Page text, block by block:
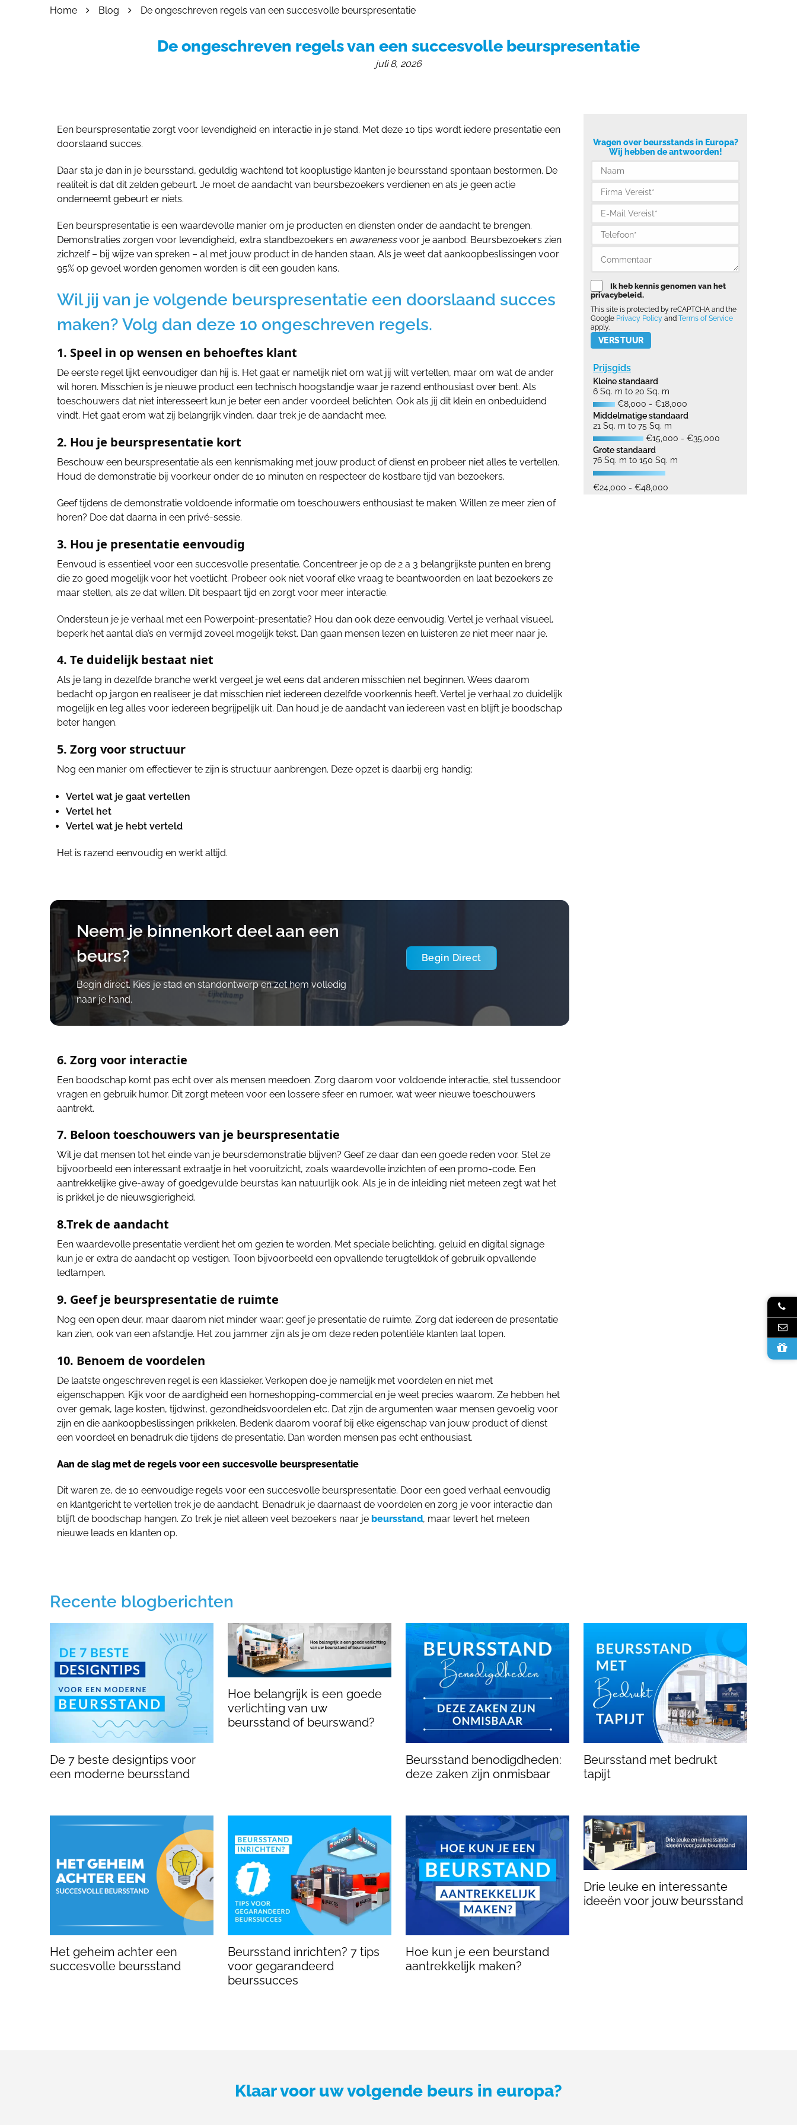
055 - 3238555
info@beursstand.nl
Home Blog De ongeschreven regels van een succesvolle beurspresentatie
De ongeschreven regels van een succesvolle beurspresentatie
juli 8, 2026
Een beurspresentatie zorgt voor levendigheid en interactie in je stand. Met deze 10 tips wordt iedere presentatie een
doorslaand succes.
Daar sta je dan in je beursstand, geduldig wachtend tot kooplustige klanten je beursstand spontaan bestormen. De
realiteit is dat dit zelden gebeurt. Je moet de aandacht van beursbezoekers verdienen en als je geen actie
onderneemt gebeurt er niets.
Een beurspresentatie is een waardevolle manier om je producten en diensten onder de aandacht te brengen.
Demonstraties zorgen voor levendigheid, extra standbezoekers en awarenessvoor je aanbod. Beursbezoekers zien
zichzelf – bij wijze van spreken – al met jouw product in de handen staan. Als je weet dat aankoopbeslissingen voor
95% op gevoel worden genomen worden is dit een gouden kans.
Wil jij van je volgende beurspresentatie een doorslaand succes
maken? Volg dan deze 10 ongeschreven regels.
1. Speel in op wensen en behoeftes klant
De eerste regel lijkt eenvoudiger dan hij is. Het gaat er namelijk niet om wat jij wilt vertellen, maar om wat de ander
wil horen. Misschien is je nieuwe product een technisch hoogstandje waar je razend enthousiast over bent. Als
toeschouwers dat niet interesseert kun je beter een ander voordeel belichten. Ook als jij dit klein en onbeduidend
vindt. Het gaat erom wat zij belangrijk vinden, daar trek je de aandacht mee.
2. Hou je beurspresentatie kort
Beschouw een beurspresentatie als een kennismaking met jouw product of dienst en probeer niet alles te vertellen.
Houd de demonstratie bij voorkeur onder de 10 minuten en respecteer de kostbare tijd van bezoekers.
Geef tijdens de demonstratie voldoende informatie om toeschouwers enthousiast te maken. Willen ze meer zien of
horen? Doe dat daarna in een privé-sessie.
3. Hou je presentatie eenvoudig
Eenvoud is essentieel voor een succesvolle presentatie. Concentreer je op de 2 a 3 belangrijkste punten en breng
die zo goed mogelijk voor het voetlicht. Probeer ook niet vooraf elke vraag te beantwoorden en laat bezoekers ze
maar stellen, als ze dat willen. Dit bespaart tijd en zorgt voor meer interactie.
Ondersteun je je verhaal met een Powerpoint-presentatie? Hou dan ook deze eenvoudig. Vertel je verhaal visueel,
beperk het aantal dia’s en vermijd zoveel mogelijk tekst. Dan gaan mensen lezen en luisteren ze niet meer naar je.
4. Te duidelijk bestaat niet
Als je lang in dezelfde branche werkt vergeet je wel eens dat anderen misschien net beginnen. Wees daarom
bedacht op jargon en realiseer je dat misschien niet iedereen dezelfde voorkennis heeft. Vertel je verhaal zo duidelijk
mogelijk en leg alles voor iedereen begrijpelijk uit. Dan houd je de aandacht van iedereen vast en blijft je boodschap
beter hangen.
5. Zorg voor structuur
Nog een manier om effectiever te zijn is structuur aanbrengen. Deze opzet is daarbij erg handig:
Vertel wat je gaat vertellen
Vertel het
Vertel wat je hebt verteld
Het is razend eenvoudig en werkt altijd.
Neem je binnenkort deel aan een
beurs?
Begin direct. Kies je stad en standontwerp en zet hem volledig
naar je hand.
Begin Direct
6. Zorg voor interactie
Een boodschap komt pas echt over als mensen meedoen. Zorg daarom voor voldoende interactie, stel tussendoor
vragen en gebruik humor. Dit zorgt meteen voor een lossere sfeer en rumoer, wat weer nieuwe toeschouwers
aantrekt.
7. Beloon toeschouwers van je beurspresentatie
Wil je dat mensen tot het einde van je beursdemonstratie blijven? Geef ze daar dan een goede reden voor. Stel ze
bijvoorbeeld een interessant extraatje in het vooruitzicht, zoals waardevolle inzichten of een promo-code. Een
aantrekkelijke give-away of goedgevulde beurstas kan natuurlijk ook. Als je in de inleiding niet meteen zegt wat het
is prikkel je de nieuwsgierigheid.
8.Trek de aandacht
Een waardevolle presentatie verdient het om gezien te worden. Met speciale belichting, geluid en digital signage
kun je er extra de aandacht op vestigen. Toon bijvoorbeeld een opvallende terugtelklok of gebruik opvallende
ledlampen.
9. Geef je beurspresentatie de ruimte
Nog een open deur, maar daarom niet minder waar: geef je presentatie de ruimte. Zorg dat iedereen de presentatie
kan zien, ook van een afstandje. Het zou jammer zijn als je om deze reden potentiële klanten laat lopen.
10. Benoem de voordelen
De laatste ongeschreven regel is een klassieker. Verkopen doe je namelijk met voordelen en niet met
eigenschappen. Kijk voor de aardigheid een homeshopping-commercial en je weet precies waarom. Ze hebben het
over gemak, lage kosten, tijdwinst, gezondheidsvoordelen etc. Dat zijn de argumenten waar mensen gevoelig voor
zijn en die aankoopbeslissingen prikkelen. Bedenk daarom vooraf bij elke eigenschap van jouw product of dienst
een voordeel en benadruk die tijdens de presentatie. Dan worden mensen pas echt enthousiast.
Aan de slag met de regels voor een succesvolle beurspresentatie
Dit waren ze, de 10 eenvoudige regels voor een succesvolle beurspresentatie. Door een goed verhaal eenvoudig
en klantgericht te vertellen trek je de aandacht. Benadruk je daarnaast de voordelen en zorg je voor interactie dan
blijft de boodschap hangen. Zo trek je niet alleen veel bezoekers naar je beursstand, maar levert het meteen
nieuwe leads en klanten op.
Vragen over beursstands in Europa?
Wij hebben de antwoorden!
Ik heb kennis genomen van het
privacybeleid.
This site is protected by reCAPTCHA and the
Google Privacy Policy and Terms of Service
apply.
Please leave this field empty.
Prijsgids
Kleine standaard
6 Sq. m to 20 Sq. m
€8,000 - €18,000
Middelmatige standaard
21 Sq. m to 75 Sq. m
€15,000 - €35,000
Grote standaard
76 Sq. m to 150 Sq. m
€24,000 - €48,000
Recente blogberichten
De 7 beste designtips voor
een moderne beursstand
Hoe belangrijk is een goede
verlichting van uw
beursstand of beurswand?
Beursstand benodigdheden:
deze zaken zijn onmisbaar
Beursstand met bedrukt
tapijt
Het geheim achter een
succesvolle beursstand
Beursstand inrichten? 7 tips
voor gegarandeerd
beurssucces
Hoe kun je een beurstand
aantrekkelijk maken?
Drie leuke en interessante
ideeën voor jouw beursstand
Klaar voor uw volgende beurs in europa?